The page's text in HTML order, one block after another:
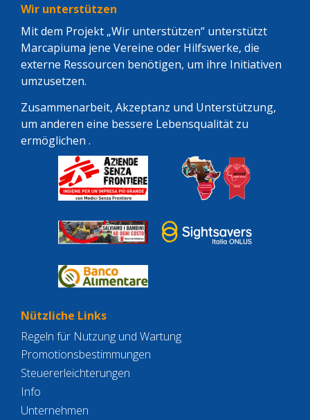
Wir unterstützen
Mit dem Projekt „Wir unterstützen“ unterstützt
Marcapiuma jene Vereine oder Hilfswerke, die
externe Ressourcen benötigen, um ihre Initiativen
umzusetzen.
Zusammenarbeit, Akzeptanz und Unterstützung,
um anderen eine bessere Lebensqualität zu
ermöglichen .
Nützliche Links
Regeln für Nutzung und Wartung
Promotionsbestimmungen
Steuererleichterungen
Info
Unternehmen